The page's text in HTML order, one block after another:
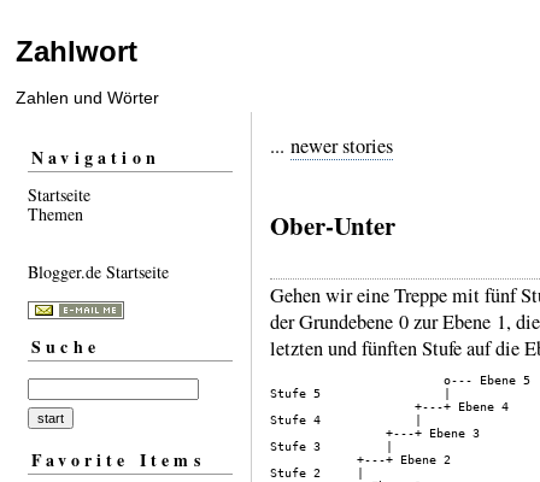
Zahlwort
Zahlen und Wörter
Navigation
Startseite
Themen
Blogger.de Startseite
Suche
Favorite Items
... newer stories
Ober-Unter
Gehen wir eine Treppe mit fünf
der Grund­ebene 0 zur Ebene 1,
letzten und fünften Stufe auf die
                        o--- Ebene 5
Stufe 5                 |
                    +---+ Ebene 4
Stufe 4             |
                +---+ Ebene 3
Stufe 3         |
            +---+ Ebene 2
Stufe 2     |